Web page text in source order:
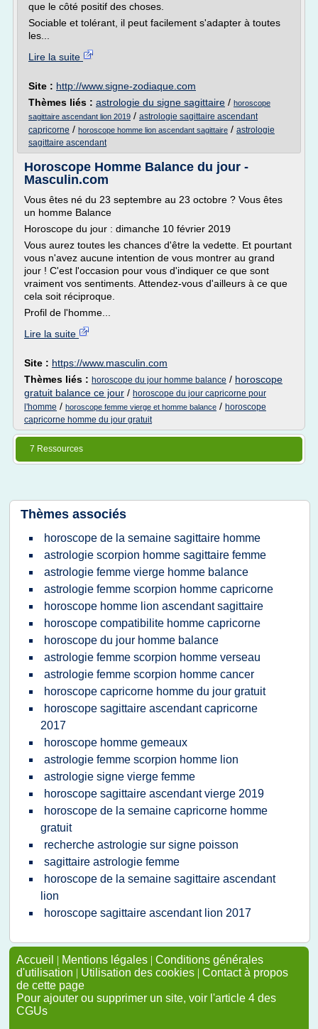
que le côté positif des choses.
Sociable et tolérant, il peut facilement s'adapter à toutes
les...
Lire la suite
Site : http://www.signe-zodiaque.com
Thèmes liés : astrologie du signe sagittaire / horoscope
sagittaire ascendant lion 2019 / astrologie sagittaire ascendant
capricorne / horoscope homme lion ascendant sagittaire / astrologie
sagittaire ascendant
Horoscope Homme Balance du jour -
Masculin.com
Vous êtes né du 23 septembre au 23 octobre ? Vous êtes
un homme Balance
Horoscope du jour : dimanche 10 février 2019
Vous aurez toutes les chances d'être la vedette. Et pourtant
vous n'avez aucune intention de vous montrer au grand
jour ! C'est l'occasion pour vous d'indiquer ce que sont
vraiment vos sentiments. Attendez-vous d'ailleurs à ce que
cela soit réciproque.
Profil de l'homme...
Lire la suite
Site : https://www.masculin.com
Thèmes liés : horoscope du jour homme balance / horoscope
gratuit balance ce jour / horoscope du jour capricorne pour
l'homme / horoscope femme vierge et homme balance / horoscope
capricorne homme du jour gratuit
7 Ressources
Thèmes associés
horoscope de la semaine sagittaire homme
astrologie scorpion homme sagittaire femme
astrologie femme vierge homme balance
astrologie femme scorpion homme capricorne
horoscope homme lion ascendant sagittaire
horoscope compatibilite homme capricorne
horoscope du jour homme balance
astrologie femme scorpion homme verseau
astrologie femme scorpion homme cancer
horoscope capricorne homme du jour gratuit
horoscope sagittaire ascendant capricorne
2017
horoscope homme gemeaux
astrologie femme scorpion homme lion
astrologie signe vierge femme
horoscope sagittaire ascendant vierge 2019
horoscope de la semaine capricorne homme
gratuit
recherche astrologie sur signe poisson
sagittaire astrologie femme
horoscope de la semaine sagittaire ascendant
lion
horoscope sagittaire ascendant lion 2017
Accueil | Mentions légales | Conditions générales
d'utilisation | Utilisation des cookies | Contact à propos
de cette page
Pour ajouter ou supprimer un site, voir l'article 4 des
CGUs